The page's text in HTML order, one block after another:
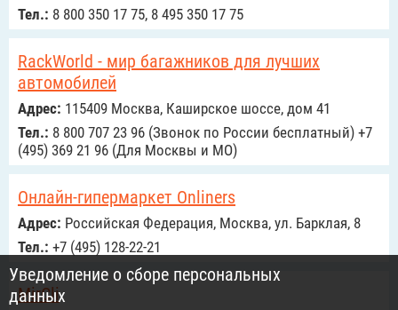
Тел.: 8 800 350 17 75, 8 495 350 17 75
RackWorld - мир багажников для лучших
автомобилей
Адрес: 115409 Москва, Каширское шоссе, дом 41
Тел.: 8 800 707 23 96 (Звонок по России бесплатный) +7
(495) 369 21 96 (Для Москвы и МО)
Онлайн-гипермаркет Onliners
Адрес: Российcкая Федерация, Москва, ул. Барклая, 8
Тел.: +7 (495) 128-22-21
MirCli
Уведомление о сборе персональных
данных